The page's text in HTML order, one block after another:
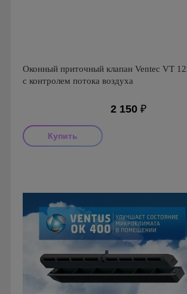
Оконный приточный клапан Ventec VT
с контролем потока воздуха
2 150 ₽